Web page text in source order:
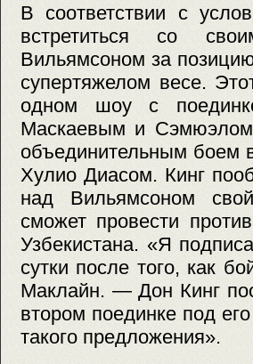
В соответствии с
встретиться со
Вильямсоном за
супертяжелом весе.
одном шоу с
Маскаевым и
объединительным боем
Хулио Диасом. Кинг
над Вильямсоном
сможет провести
Узбекистана. «Я
сутки после того, как
Маклайн. — Дон Кинг
втором поединке под
такого предложения».